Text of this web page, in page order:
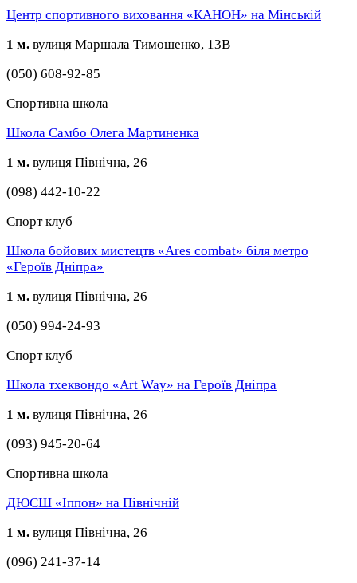
Центр спортивного виховання «КАНОН» на Мінській
1 м. вулиця Маршала Тимошенко, 13В
(050) 608-92-85
Спортивна школа
Школа Самбо Олега Мартиненка
1 м. вулиця Північна, 26
(098) 442-10-22
Спорт клуб
Школа бойових мистецтв «Ares combat» біля метро
«Героїв Дніпра»
1 м. вулиця Північна, 26
(050) 994-24-93
Спорт клуб
Школа тхеквондо «Art Way» на Героїв Дніпра
1 м. вулиця Північна, 26
(093) 945-20-64
Спортивна школа
ДЮСШ «Іппон» на Північній
1 м. вулиця Північна, 26
(096) 241-37-14